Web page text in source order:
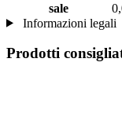
sale
Informazioni legali
Prodotti